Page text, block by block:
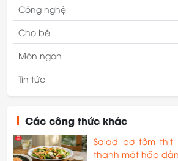
Công nghệ
Cho bé
Món ngon
Tin tức
Các công thức khác
Salad bơ tôm
thanh mát hấp dẫn